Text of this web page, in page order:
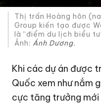
Thị trấn Hoàng hôn
Group kiến tạo được
là “điểm du lịch biểu
Ảnh: Ánh Dương.
Khi các dự án được
Quốc xem như nắm
cực tăng trưởng mới